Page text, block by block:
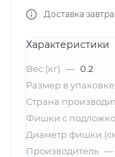
Доставка
Характеристики
Вес (кг) — 0.2
Размер в упаковке
Страна
Фишки с
Диаметр фишки
Производитель —